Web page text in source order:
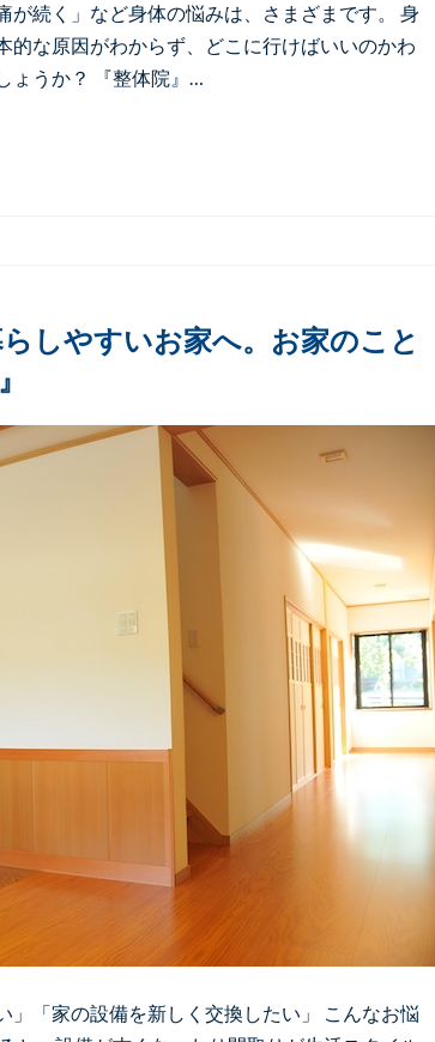
続く」など身体の悩みは、さまざまです。 身
的な原因がわからず、どこに行けばいいのかわ
ょうか？ 『整体院』…
しやすいお家へ。お家のこと
「家の設備を新しく交換したい」 こんなお悩